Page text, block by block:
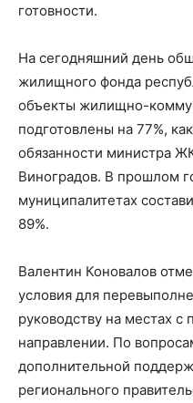
готовности.
На сегодняшний день
жилищного фонда
объекты жилищно-
подготовлены на 77%,
обязанности министра
Виноградов. В прошлом
муниципалитетах
89%.
Валентин Коновалов
условия для
руководству на местах с
направлении. По
дополнительной
регионального